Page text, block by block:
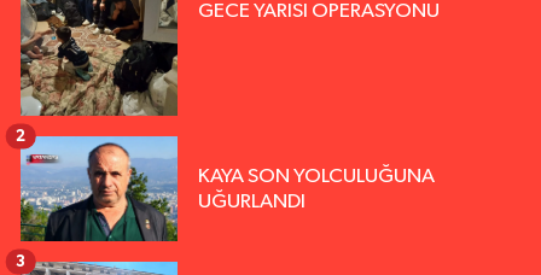
GECE YARISI OPERASYONU
KAYA SON YOLCULUĞUNA
UĞURLANDI
2
3